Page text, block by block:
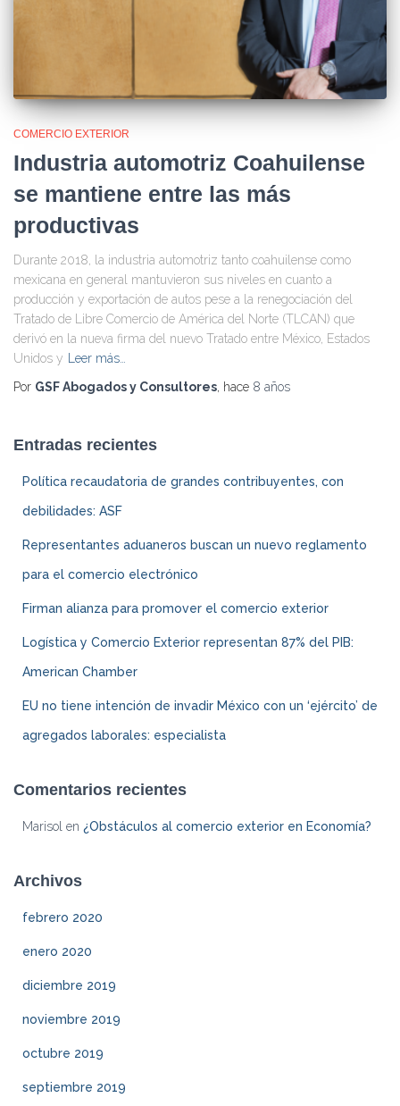
COMERCIO EXTERIOR
Industria automotriz Coahuilense
se mantiene entre las más
productivas
Durante 2018, la industria automotriz tanto coahuilense como
mexicana en general mantuvieron sus niveles en cuanto a
producción y exportación de autos pese a la renegociación del
Tratado de Libre Comercio de América del Norte (TLCAN) que
derivó en la nueva firma del nuevo Tratado entre México, Estados
Unidos y
Leer más…
Por GSF Abogados y Consultores, hace 8 años
Entradas recientes
Política recaudatoria de grandes contribuyentes, con
debilidades: ASF
Representantes aduaneros buscan un nuevo reglamento
para el comercio electrónico
Firman alianza para promover el comercio exterior
Logística y Comercio Exterior representan 87% del PIB:
American Chamber
EU no tiene intención de invadir México con un ‘ejército’ de
agregados laborales: especialista
Comentarios recientes
Marisol en ¿Obstáculos al comercio exterior en Economía?
Archivos
febrero 2020
enero 2020
diciembre 2019
noviembre 2019
octubre 2019
septiembre 2019